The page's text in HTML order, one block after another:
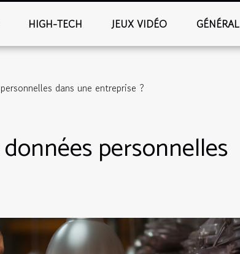
HIGH-TECH JEUX VIDÉO GÉNÉRAL
dans une entreprise ?
personnelles